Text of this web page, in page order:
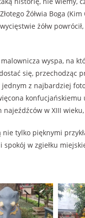
Żółwia Boga
żółw
wyspa, na
się, przechodząc
z najbardziej
w XIII
nie tylko pięknymi
w zgiełku